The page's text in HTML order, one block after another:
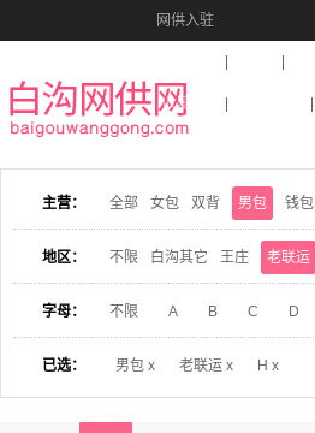
网供入驻
收藏本站
主营： 全部 女包 双背 男包 钱包
地区： 不限 白沟其它 王庄 老联运
字母： 不限 A B C D
已选： 男包 x 老联运 x H x